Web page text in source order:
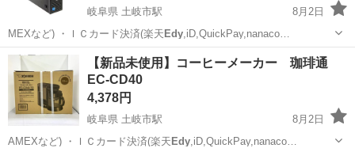
岐阜県 土岐市駅
8月2日
MEXなど) ・ＩＣカード決済(楽天 Edy,iD,QuickPay,nanaco…
岐阜 土岐市 土岐市駅 デスクトップパソコン SSD
【新品未使用】コーヒーメーカー 珈琲通
EC-CD40
4,378円
岐阜県 土岐市駅
8月2日
AMEXなど) ・ＩＣカード決済(楽天 Edy,iD,QuickPay,nanaco…